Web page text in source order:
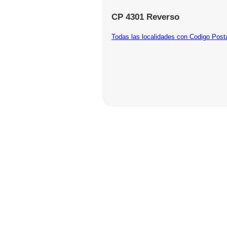
CP 4301 Reverso
Todas las localidades con Codigo